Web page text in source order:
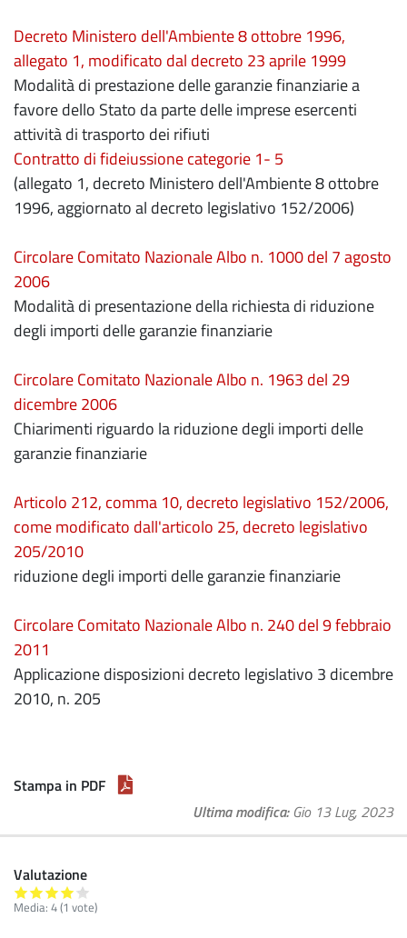
Decreto Ministero dell'Ambiente 8 ottobre 1996,
allegato 1, modificato dal decreto 23 aprile 1999
Modalità di prestazione delle garanzie finanziarie a
favore dello Stato da parte delle imprese esercenti
attività di trasporto dei rifiuti
Contratto di fideiussione categorie 1- 5
(allegato 1, decreto Ministero dell'Ambiente 8 ottobre
1996, aggiornato al decreto legislativo 152/2006)
Circolare Comitato Nazionale Albo n. 1000 del 7 agosto
2006
Modalità di presentazione della richiesta di riduzione
degli importi delle garanzie finanziarie
Circolare Comitato Nazionale Albo n. 1963 del 29
dicembre 2006
Chiarimenti riguardo la riduzione degli importi delle
garanzie finanziarie
Articolo 212, comma 10, decreto legislativo 152/2006,
come modificato dall'articolo 25, decreto legislativo
205/2010
riduzione degli importi delle garanzie finanziarie
Circolare Comitato Nazionale Albo n. 240 del 9 febbraio
2011
Applicazione disposizioni decreto legislativo 3 dicembre
2010, n. 205
Stampa in PDF
Ultima modifica Gio 13 Lug, 2023
Valutazione
Media: 4(1 vote)